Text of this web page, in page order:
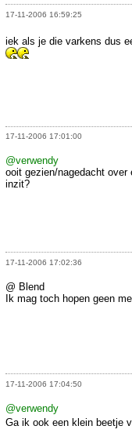
17-11-2006 16:59:25
iek als je die varkens dus
17-11-2006 17:01:00
@verwendy
ooit gezien/nagedacht
inzit?
17-11-2006 17:02:36
@ Blend
Ik mag toch hopen geen
17-11-2006 17:04:50
@verwendy
Ga ik ook een klein beetje